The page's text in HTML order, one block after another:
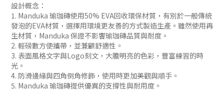
設計概念：
1. Manduka 瑜珈磚使用50% EVA回收環保材質，有別於一般傳統
發泡的EVA材質，選擇用環境更友善的方式製造生產。雖然使用再
生材質，Manduka 保證不影響瑜珈磚品質與耐度。
2. 輕磅數方便攜帶，並兼顧舒適性。
3. 表面風格文字與Logo刻文，大膽明亮的色彩，豐富練習的時
光。
4. 防滑邊緣與四角倒角修飾，使用時更加美觀與順手。
5. Manduka 瑜珈磚提供優異的支撐性與耐用度。